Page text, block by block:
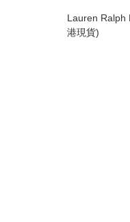
Lauren Ralph
港現貨)